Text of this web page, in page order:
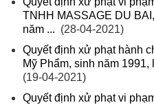
TNHH MASSAGE DU
năm ... (28-04-2021)
Quyết định xử phạt hành
Mỹ Phẩm, sinh năm
(19-04-2021)
Quyết định xử phạt vi